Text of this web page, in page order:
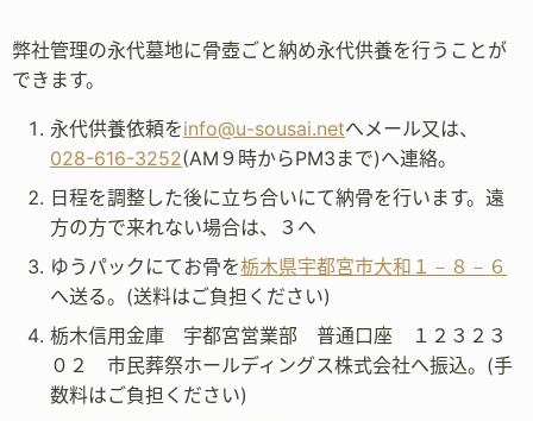
弊社管理の永代墓地に骨壺ごと納め永代供養を行うことが
できます。
永代供養依頼をinfo@u-sousai.netへメール又は、
028-616-3252(AM９時からPM3まで)へ連絡。
日程を調整した後に立ち合いにて納骨を行います。遠
方の方で来れない場合は、３へ
ゆうパックにてお骨を栃木県宇都宮市大和１－８－６
へ送る。(送料はご負担ください)
栃木信用金庫 宇都宮営業部 普通口座 １２３２３
０２ 市民葬祭ホールディングス株式会社へ振込。(手
数料はご負担ください)